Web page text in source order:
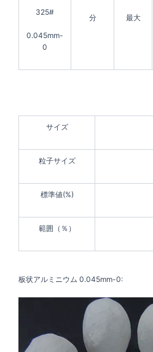
325#
0.045mm-
0
分 最大
サイズ
粒子サイズ
標準値(%)
範囲（％）
板状アルミニウム 0.045mm-0: